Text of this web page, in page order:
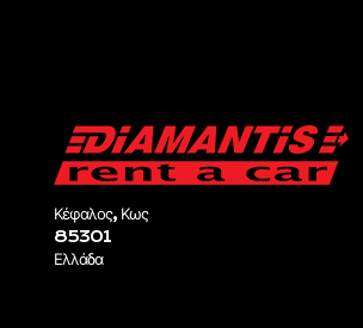
Κέφαλος, Κως
85301
Ελλάδα